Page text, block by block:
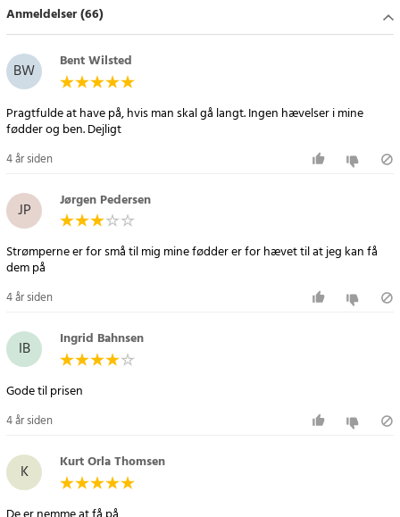
Anmeldelser (66)
BW Bent Wilsted
Pragtfulde at have på, hvis man skal gå langt. Ingen hævelser i mine
fødder og ben. Dejligt
4 år siden
JP Jørgen Pedersen
Strømperne er for små til mig mine fødder er for hævet til at jeg kan få
dem på
4 år siden
IB Ingrid Bahnsen
Gode til prisen
4 år siden
K Kurt Orla Thomsen